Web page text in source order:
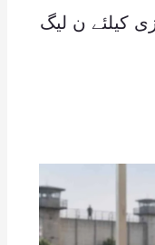
کیلئے ن لیگ